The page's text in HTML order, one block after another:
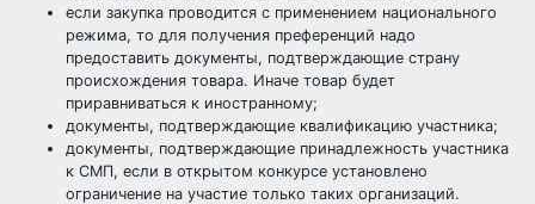
если закупка проводится с применением национального
режима, то для получения преференций надо
предоставить документы, подтверждающие страну
происхождения товара. Иначе товар будет
приравниваться к иностранному;
документы, подтверждающие квалификацию участника;
документы, подтверждающие принадлежность участника
к СМП, если в открытом конкурсе установлено
ограничение на участие только таких организаций.